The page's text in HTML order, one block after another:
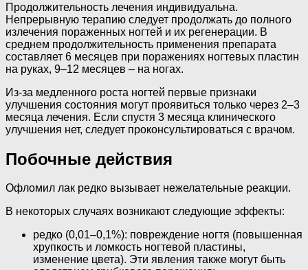
Продолжительность лечения индивидуальна.
Непрерывную терапию следует продолжать до полного
излечения пораженных ногтей и их регенерации. В
среднем продолжительность применения препарата
составляет 6 месяцев при поражениях ногтевых пластин
на руках, 9–12 месяцев – на ногах.
Из-за медленного роста ногтей первые признаки
улучшения состояния могут проявиться только через 2–3
месяца лечения. Если спустя 3 месяца клинического
улучшения нет, следует проконсультироваться с врачом.
Побочные действия
Офломил лак редко вызывает нежелательные реакции.
В некоторых случаях возникают следующие эффекты:
редко (0,01–0,1%): повреждение ногтя (повышенная
хрупкость и ломкость ногтевой пластины,
изменение цвета). Эти явления также могут быть